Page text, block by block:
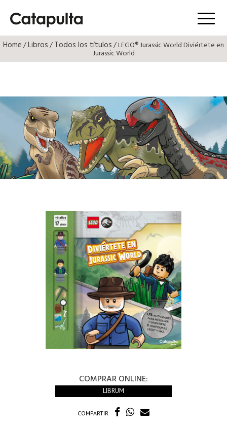
Menú
Home/Libros/Todos los títulos/ LEGO® Jurassic World Diviértete en
Jurassic World
COMPRAR ONLINE:
LIBRUM
COMPARTIR